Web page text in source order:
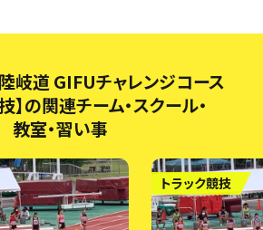
岐道 GIFUチャレンジコース
】の関連チーム・スクール・
教室・習い事
トラック競技